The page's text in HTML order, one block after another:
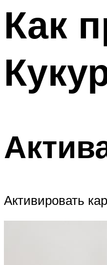
Как
Активировать